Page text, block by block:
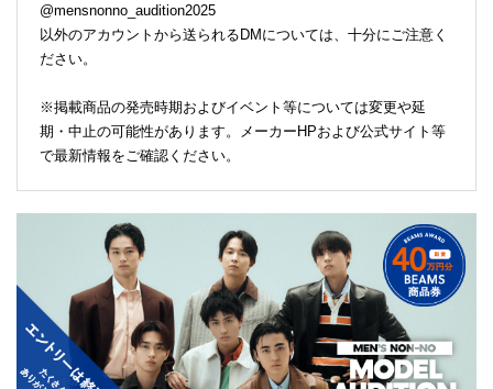
@mensnonno_audition2025
以外のアカウントから送られるDMについては、十分にご注意く
ださい。
※掲載商品の発売時期およびイベント等については変更や延
期・中止の可能性があります。メーカーHPおよび公式サイト等
で最新情報をご確認ください。